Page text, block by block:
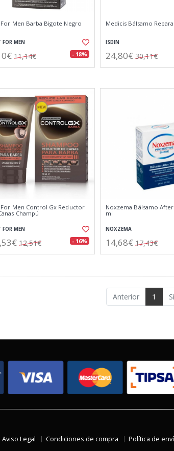
For Men Barba Bigote Negro
FOR MEN
11,14€ - 18%
Medicis Bálsamo
ISDIN
24,80€ 30,11€
For Men Control Gx Reductor
Champú
FOR MEN
12,51€ - 16%
Noxzema Bálsamo After
ml
NOXZEMA
14,68€ 17,43€
Anterior 1
Aviso Legal Condiciones de compra Política de